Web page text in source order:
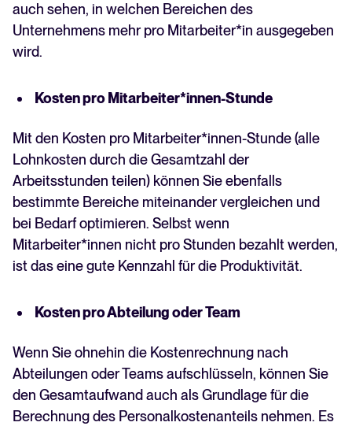
auch sehen, in welchen Bereichen des
Unternehmens mehr pro Mitarbeiter*in ausgegeben
wird.
Kosten pro Mitarbeiter*innen-Stunde
Mit den Kosten pro Mitarbeiter*innen-Stunde (alle
Lohnkosten durch die Gesamtzahl der
Arbeitsstunden teilen) können Sie ebenfalls
bestimmte Bereiche miteinander vergleichen und
bei Bedarf optimieren. Selbst wenn
Mitarbeiter*innen nicht pro Stunden bezahlt werden,
ist das eine gute Kennzahl für die Produktivität.
Kosten pro Abteilung oder Team
Wenn Sie ohnehin die Kostenrechnung nach
Abteilungen oder Teams aufschlüsseln, können Sie
den Gesamtaufwand auch als Grundlage für die
Berechnung des Personalkostenanteils nehmen. Es